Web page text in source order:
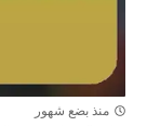
منذ بضع شهور